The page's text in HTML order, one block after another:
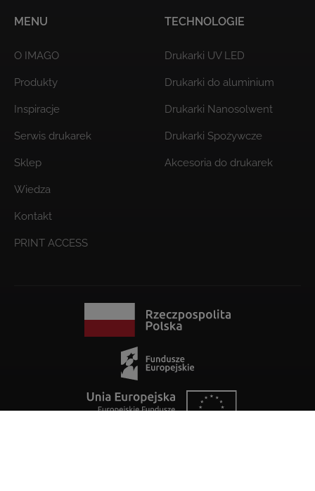
MENU
O IMAGO
Produkty
Inspiracje
Serwis drukarek
Sklep
Wiedza
Kontakt
PRINT ACCESS
TECHNOLOGIE
Drukarki UV LED
Drukarki do aluminium
Drukarki Nanosolwent
Drukarki Spożywcze
Akcesoria do drukarek